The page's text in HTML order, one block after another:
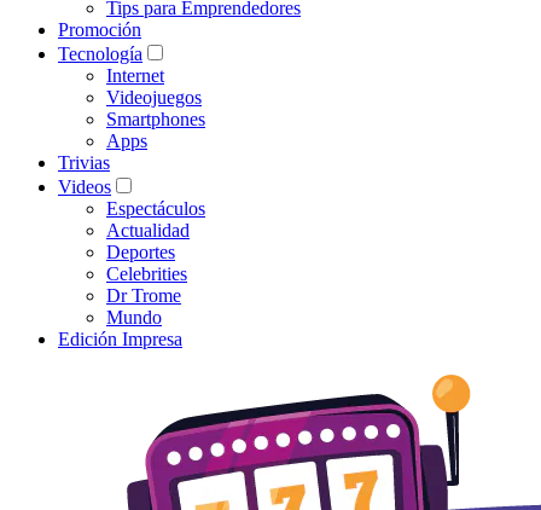
Tips para Emprendedores
Promoción
Tecnología
Internet
Videojuegos
Smartphones
Apps
Trivias
Videos
Espectáculos
Actualidad
Deportes
Celebrities
Dr Trome
Mundo
Edición Impresa